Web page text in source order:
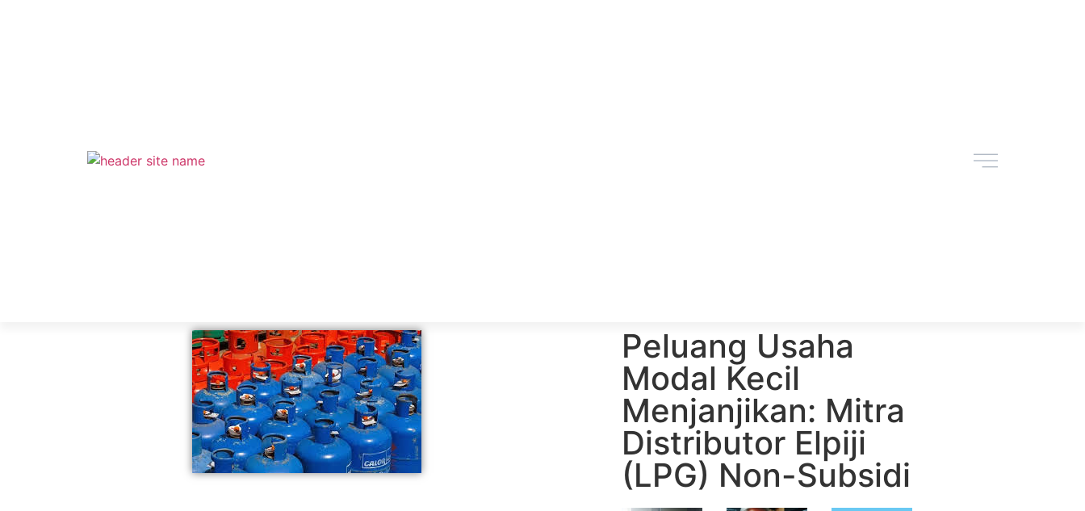
Peluang Usaha
Modal Kecil
Menjanjikan: Mitra
Distributor Elpiji
(LPG) Non-Subsidi